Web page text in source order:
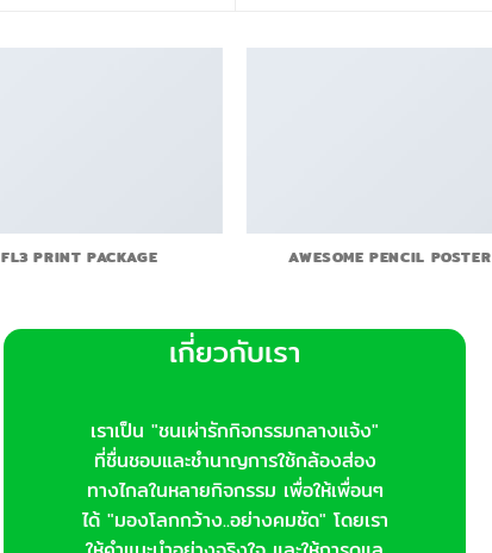
FL3 PRINT PACKAGE AWESOME PENCIL POSTER
เกี่ยวกับเรา
เราเป็น "ชนเผ่ารักกิจกรรมกลางแจ้ง"
ที่ชื่นชอบและชำนาญการใช้กล้องส่อง
ทางไกลในหลายกิจกรรม เพื่อให้เพื่อนๆ
ได้ "มองโลกกว้าง..อย่างคมชัด" โดยเรา